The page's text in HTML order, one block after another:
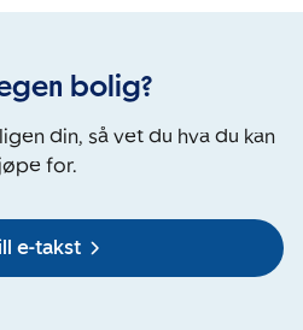
bolig?
din, så vet du hva du kan
for.
e-takst